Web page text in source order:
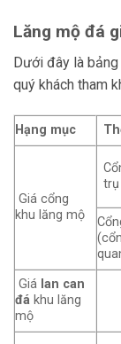
Lăng mộ đá
Dưới đây là
quý khách tham
Hạng mục
Giá cổng
khu lăng mộ
trụ
Giá lan can
đá khu lăng
mộ